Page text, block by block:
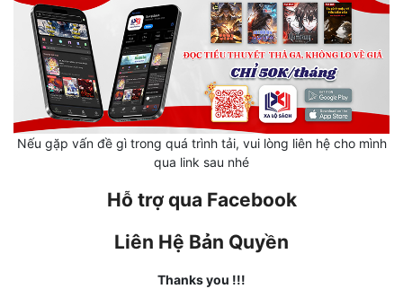
Lịch Sử
Mưu Mô
Mạt Thế
Mỹ Thực
Ngôn Tình
Nếu gặp vấn đề gì trong quá trình tải, vui lòng liên hệ cho mình
qua link sau nhé
Hỗ trợ qua Facebook
Liên Hệ Bản Quyền
Thanks you !!!